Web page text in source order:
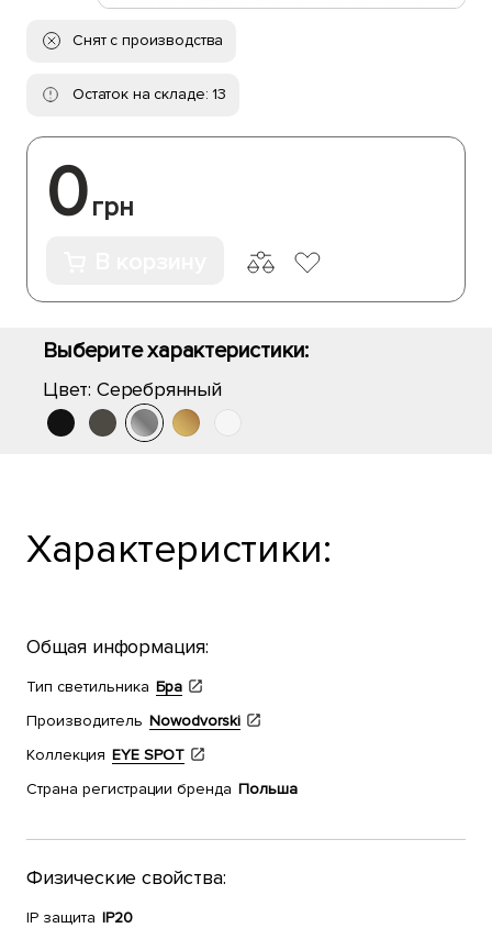
Снят с производства
Остаток на складе: 13
0грн
Выберите характеристики:
Цвет: Серебрянный
Характеристики:
Общая информация:
Тип светильника Бра
Производитель Nowodvorski
Коллекция EYE SPOT
Страна регистрации бренда Польша
Физические свойства:
IP защита IP20